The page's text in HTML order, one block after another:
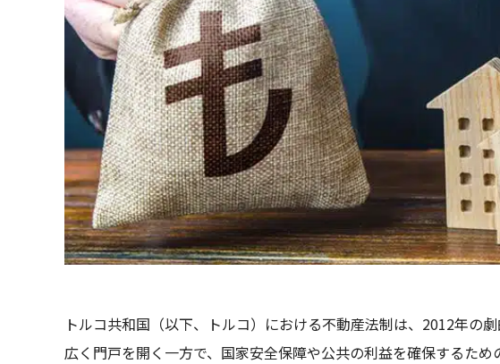
トルコ共和国（以下、トルコ）における不動産法制は、2012年の
広く門戸を開く一方で、国家安全保障や公共の利益を確保するた